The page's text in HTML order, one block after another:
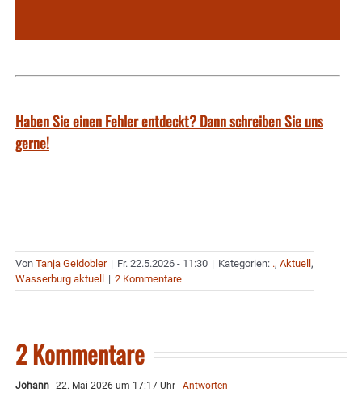
Haben Sie einen Fehler entdeckt? Dann schreiben Sie uns
gerne!
Von Tanja Geidobler | Fr. 22.5.2026 - 11:30 | Kategorien: ., Aktuell ,
Wasserburg aktuell
| 2 Kommentare
2 Kommentare
Johann 22. Mai 2026 um 17:17 Uhr - Antworten